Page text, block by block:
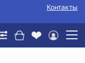
Контакты